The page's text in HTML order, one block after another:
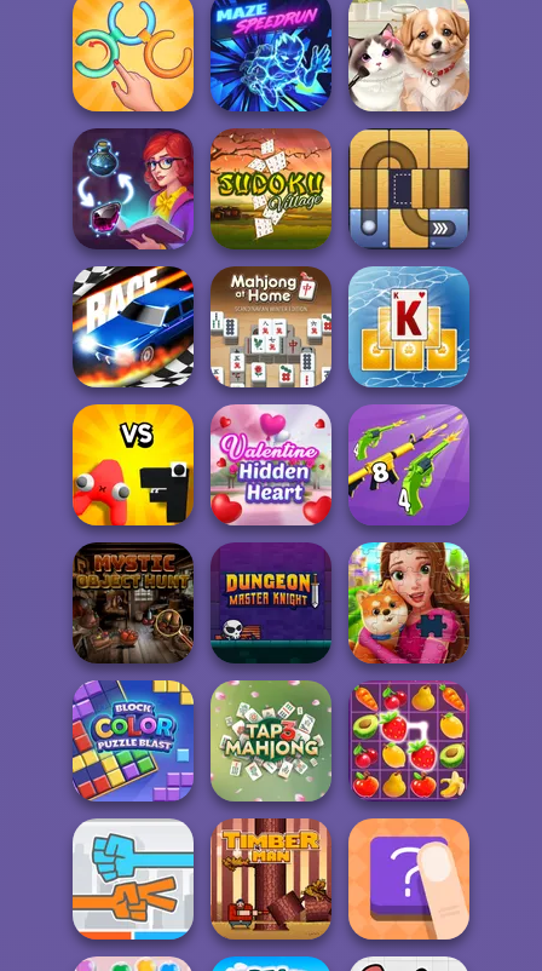
Giant Sushi:
Merge Master
Game
Cooking World
Reborn
Rescue Hero
Untangle Rings
Master
Maze Speedrun Pet Salon
Sorting Sorcery Sudoku Village Free the Ball
Drag Race 3D
Mahjong At
Home -
Scandinavian...
Tripeaks Solitaire
Holiday
Alphabet: Merge
And Fight
Valentine Hidden
Heart
Merge 2048 Gun
Rush
Mystic Object
Hunt
Dungeon Master
Knight
Royal Jigsaw
Block Color
Puzzle Blast
Tap 3 Mahjong Fruit Mahjong